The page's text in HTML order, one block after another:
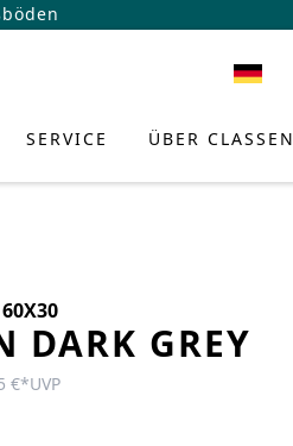
SERVICE ÜBER CLASSEN
DARK GREY
€*UVP